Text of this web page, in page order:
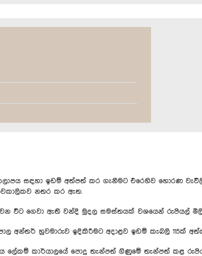
සඳහා ඉඩම් අත්පත් කර ගැනීමට එරෙහිව හොරණ
නතර කර ඇත.
ගෙවා ඇති වන්දි මුදල සමස්තයක් වශයෙන් රුපියල්
හුවමාරුව ඉදිකිරීමට අදාළව ඉඩම් කැබලි 115ක්
කාර්යාලයේ පොදු තැන්පත් ගිණුමේ තැන්පත් කළ රුපියල්